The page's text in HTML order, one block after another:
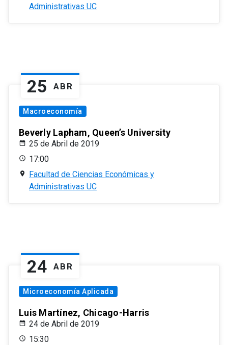
Administrativas UC
25 ABR
Macroeconomía
Beverly Lapham, Queen’s University
25 de Abril de 2019
17:00
Facultad de Ciencias Económicas y
Administrativas UC
24 ABR
Microeconomía Aplicada
Luis Martínez, Chicago-Harris
24 de Abril de 2019
15:30